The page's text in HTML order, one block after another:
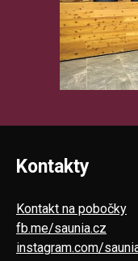
Kontakty
Kontakt na pobočky
fb.me/saunia.cz
instagram.com/